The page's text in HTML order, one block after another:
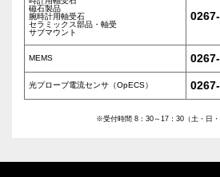
磁石製品
腕時計用軸受石
セラミックス部品・軸受
サブマウント
MEMS
光プローブ電流センサ（OpECS）
※受付時間 8：30～17：30（土・日・